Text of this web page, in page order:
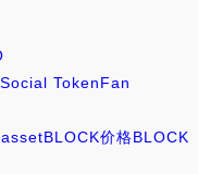
Social TokenFan
BLOCK价格BLOCK